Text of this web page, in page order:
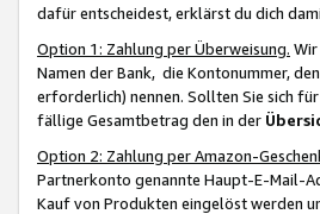
dafür entscheidest, erklärst du dich
Option 1: Zahlung per Überweisung.
Namen der Bank, die Kontonummer,
erforderlich) nennen. Sollten Sie sich
fällige Gesamtbetrag den in der
Option 2: Zahlung per Amazon-
Partnerkonto genannte Haupt-E-Mail-
Kauf von Produkten eingelöst werden